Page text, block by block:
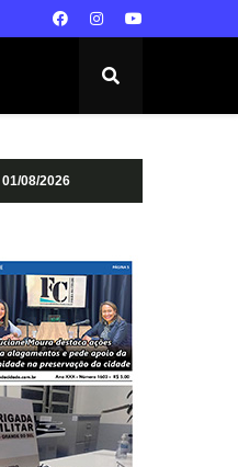
01/08/2026